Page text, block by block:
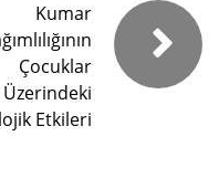
Kumar
Çocuklar
Üzerindeki
Etkileri